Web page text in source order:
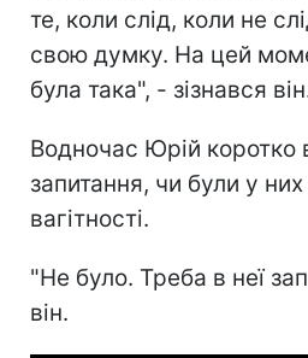
те, коли слід, коли не
свою думку. На цей
була така", - зізнався
Водночас Юрій коротко
запитання, чи були у
вагітності.
"Не було. Треба в неї
він.